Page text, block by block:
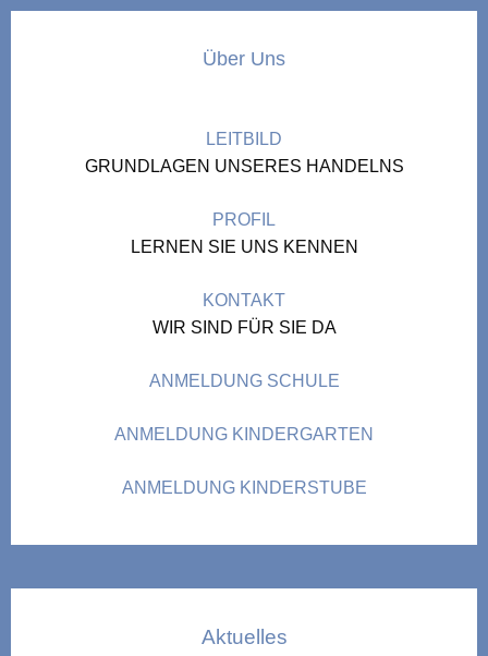
Über Uns
LEITBILD
GRUNDLAGEN UNSERES HANDELNS
PROFIL
LERNEN SIE UNS KENNEN
KONTAKT
WIR SIND FÜR SIE DA
ANMELDUNG SCHULE
ANMELDUNG KINDERGARTEN
ANMELDUNG KINDERSTUBE
Aktuelles